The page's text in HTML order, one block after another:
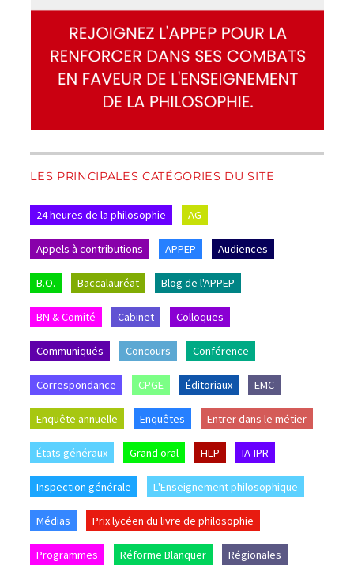
LES PRINCIPALES CATÉGORIES DU SITE
24 heures de la philosophie AG
Appels à contributions APPEP Audiences
B.O. Baccalauréat Blog de l'APPEP
BN & Comité Cabinet Colloques
Communiqués Concours Conférence
Correspondance CPGE Éditoriaux EMC
Enquête annuelle Enquêtes Entrer dans le métier
États généraux Grand oral HLP IA-IPR
Inspection générale L'Enseignement philosophique
Médias Prix lycéen du livre de philosophie
Programmes Réforme Blanquer Régionales